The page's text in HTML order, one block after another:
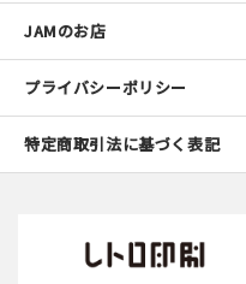
JAMのお店
プライバシーポリシー
特定商取引法に基づく表記